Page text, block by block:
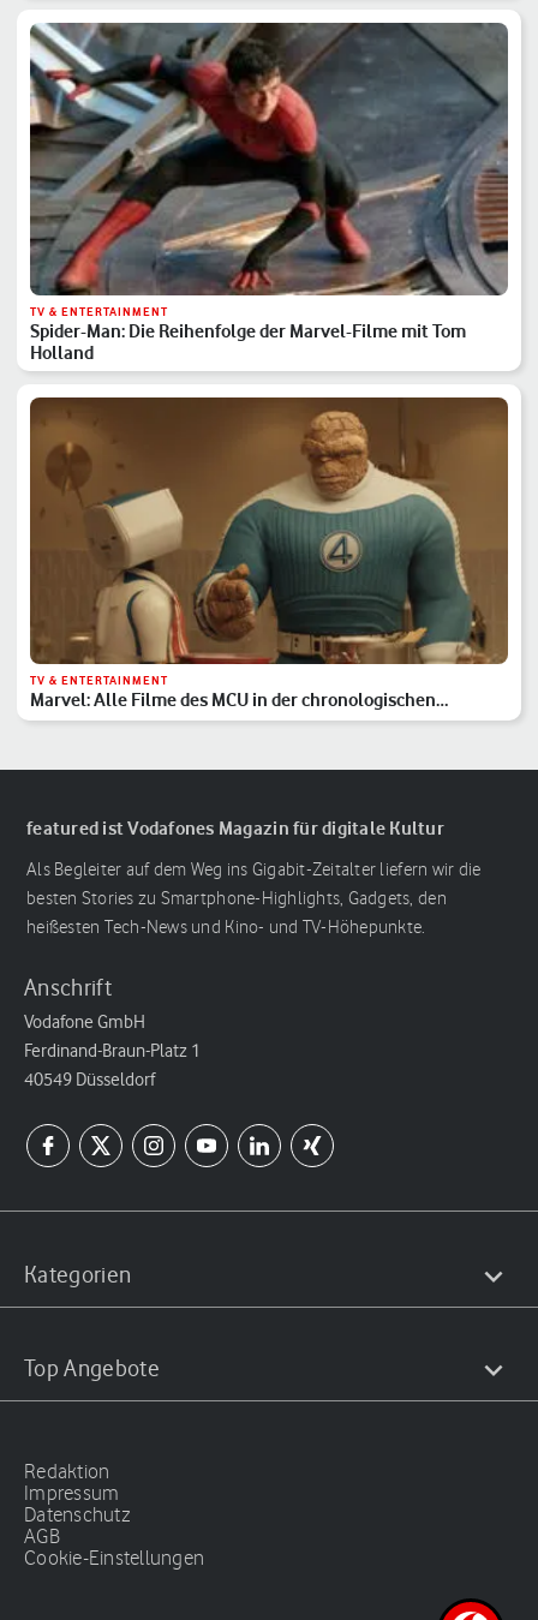
TV & ENTERTAINMENT
Spider-Man: Die Reihenfolge der Marvel-Filme mit Tom
Holland
TV & ENTERTAINMENT
Marvel: Alle Filme des MCU in der chronologischen
Reihenfolge
featured ist Vodafones Magazin für digitale Kultur
Als Begleiter auf dem Weg ins Gigabit-Zeitalter liefern wir die
besten Stories zu Smartphone-Highlights, Gadgets, den
heißesten Tech-News und Kino- und TV-Höhepunkte.
Anschrift
Vodafone GmbH
Ferdinand-Braun-Platz 1
40549 Düsseldorf
Kategorien
Top Angebote
Redaktion
Impressum
Datenschutz
AGB
Cookie-Einstellungen